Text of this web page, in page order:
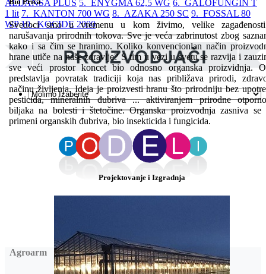
Svedoci smo u vremenu u kom živimo, velike
narušavanja prirodnih tokova. Sve je veća zabrinutost zbog
kako i sa čim se hranimo. Koliko konvencionlan način
hrane utiče na naše zdravlje? S tim u vezi u svetu se razvija i
sve veći prostor koncet bio odnosno organska proizvidnja.
predstavlja povratak tradiciji koja nas približava prirodi,
načinu življenja. Ideja je proizvesti hranu što prirodniju bez
pesticida, mineralnih đubriva ... aktiviranjem prirodne
biljaka na bolesti i štetočine. Organska proizvodnja zasniva se
primeni organskih đubriva, bio insekticida i fungicida.
Projektovanje i Izgradnja
ALIJANSA PLUS 5. ENYGMA 62,5 WG 6. GALOFUNGIN T
1 lit 7. KANTON 700 WG 8. AZAKA 250 SC 9. FOSSAL 80
WP 10. KOCIDE 2000
Agroarm